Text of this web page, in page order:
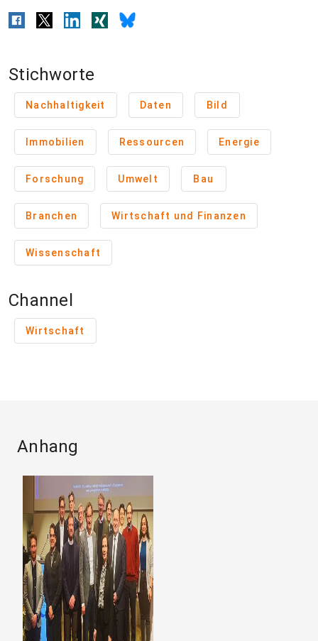
Stichworte
Nachhaltigkeit Daten Bild
Immobilien Ressourcen Energie
Forschung Umwelt Bau
Branchen Wirtschaft und Finanzen
Wissenschaft
Channel
Wirtschaft
Anhang